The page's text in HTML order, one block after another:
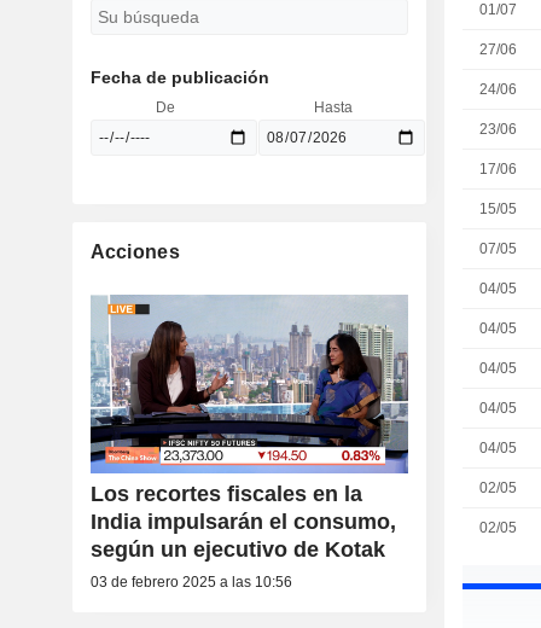
01/07
27/06
24/06
23/06
17/06
15/05
07/05
04/05
04/05
04/05
04/05
04/05
02/05
02/05
Fecha de publicación
De Hasta
Acciones
Los recortes fiscales en la
India impulsarán el consumo,
según un ejecutivo de Kotak
03 de febrero 2025 a las 10:56